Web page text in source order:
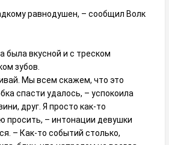
равнодушен, – сообщил Волк
была вкусной и с треском
зубов.
Мы всем скажем, что это
спасти удалось, – успокоила
друг. Я просто как-то
просить, – интонации девушки
– Как-то событий столько,